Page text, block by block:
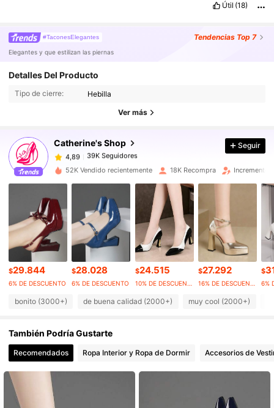
Útil (18)
#TaconesElegantes Tendencias Top 7
Elegantes y que estilizan las piernas
Detalles Del Producto
Tipo de cierre: Hebilla
Ver más
Catherine's Shop
4,89 39K Seguidores
39K Seguidores
4,89
39K Seguidores
l***l pagó Hace 1 día
4,89 39K Seguidores
4,89 39K Seguidores
4,89 39K Seguidores
4,89 39K Seguidores
4,89 39K Seguidores
39K Seguidores
Seguir
52K Vendido recientemente 18K Recompra Incremento
$29.844
6% DE DESCUENTO
$28.028
6% DE DESCUENTO
$24.515
10% DE DESCUENTO
$27.292
16% DE DESCUENTO
$
6%
bonito (3000+) de buena calidad (2000+) muy cool (2000+)
También Podría Gustarte
Recomendados Ropa Interior y Ropa de Dormir Accesorios de